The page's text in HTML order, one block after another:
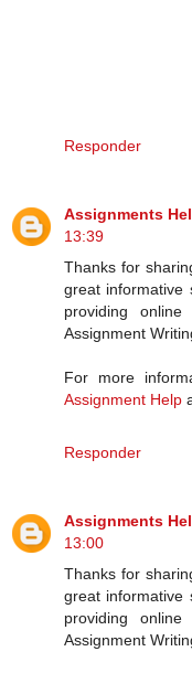
Responder
Assignments
13:39
Thanks for
great informative
providing
Assignment
For more
Assignment Help
Responder
Assignments
13:00
Thanks for
great informative
providing
Assignment